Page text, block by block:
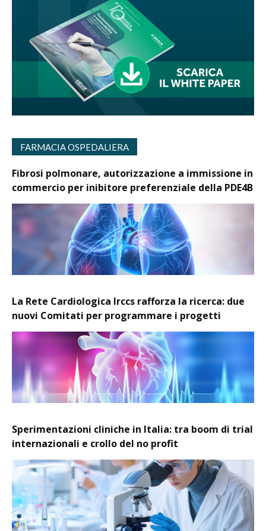
FARMACIA OSPEDALIERA
Fibrosi polmonare, autorizzazione a immissione in
commercio per inibitore preferenziale della PDE4B
La Rete Cardiologica Irccs rafforza la ricerca: due
nuovi Comitati per programmare i progetti
Sperimentazioni cliniche in Italia: tra boom di trial
internazionali e crollo del no profit